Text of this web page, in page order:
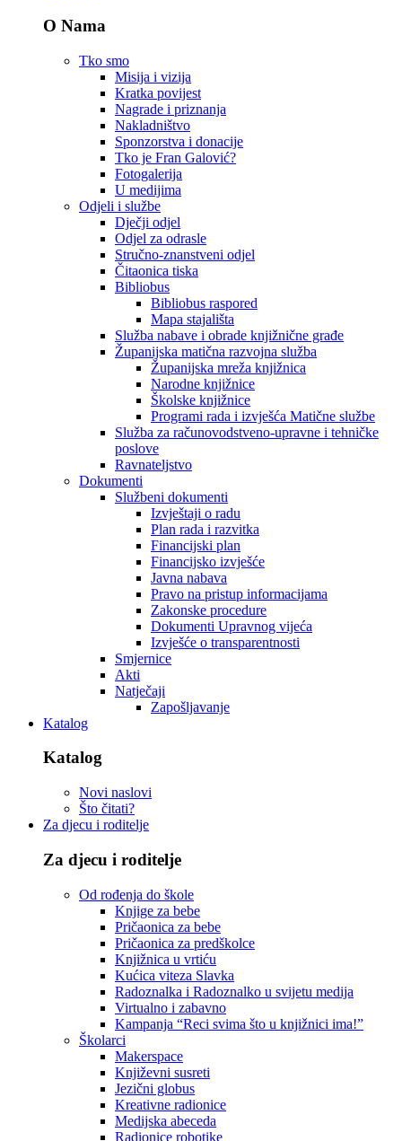
O Nama
Tko smo
Misija i vizija
Kratka povijest
Nagrade i priznanja
Nakladništvo
Sponzorstva i donacije
Tko je Fran Galović?
Fotogalerija
U medijima
Odjeli i službe
Dječji odjel
Odjel za odrasle
Stručno-znanstveni odjel
Čitaonica tiska
Bibliobus
Bibliobus raspored
Mapa stajališta
Služba nabave i obrade knjižnične građe
Županijska matična razvojna služba
Županijska mreža knjižnica
Narodne knjižnice
Školske knjižnice
Programi rada i izvješća Matične službe
Služba za računovodstveno-upravne i tehničke
poslove
Ravnateljstvo
Dokumenti
Službeni dokumenti
Izvještaji o radu
Plan rada i razvitka
Financijski plan
Financijsko izvješće
Javna nabava
Pravo na pristup informacijama
Zakonske procedure
Dokumenti Upravnog vijeća
Izvješće o transparentnosti
Smjernice
Akti
Natječaji
Zapošljavanje
Katalog
Katalog
Novi naslovi
Što čitati?
Za djecu i roditelje
Za djecu i roditelje
Od rođenja do škole
Knjige za bebe
Pričaonica za bebe
Pričaonica za predškolce
Knjižnica u vrtiću
Kućica viteza Slavka
Radoznalka i Radoznalko u svijetu medija
Virtualno i zabavno
Kampanja “Reci svima što u knjižnici ima!”
Školarci
Makerspace
Književni susreti
Jezični globus
Kreativne radionice
Medijska abeceda
Radionice robotike